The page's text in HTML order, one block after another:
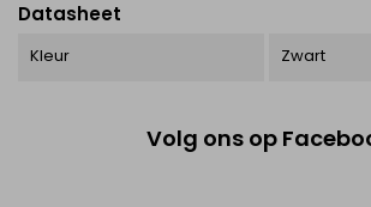
Datasheet
Kleur Zwart
Volg ons op